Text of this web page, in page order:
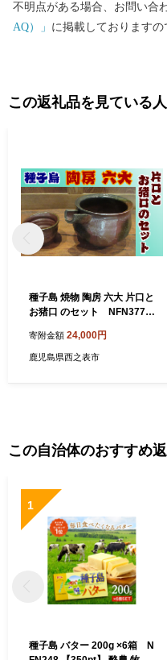
不明点がある場合、お問い合
AQ）」 に掲載しておりますの
この返礼品を見ている
種子島 焼物 陶房 六大 片口と
お猪口 のセット NFN377
日本酒 焼酎 重量感 釉薬未使
用 ２合
寄附金額 24,000円
鹿児島県西之表市
この自治体のおすすめ
1
種子島 バター 200g ×6箱 N